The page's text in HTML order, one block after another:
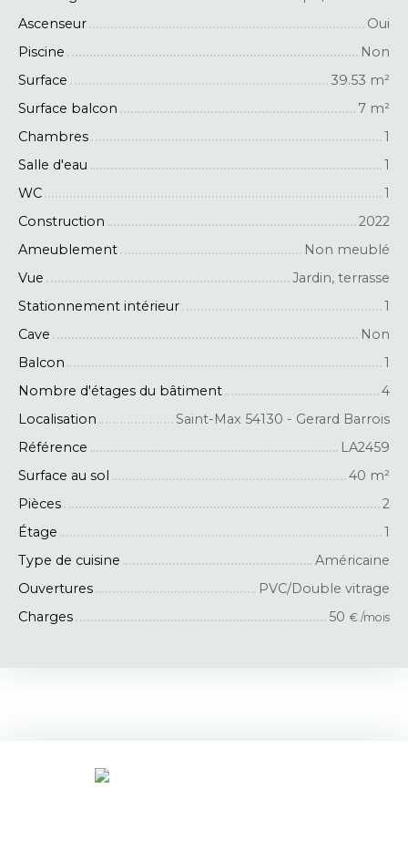
Ascenseur
Oui
Piscine
Non
Surface
39.53 m²
Surface balcon
7 m²
Chambres
1
Salle d'eau
1
WC
1
Construction
2022
Ameublement
Non meublé
Vue
Jardin, terrasse
Stationnement intérieur
1
Cave
Non
Balcon
1
Nombre d'étages du bâtiment
4
Localisation
Saint-Max 54130 - Gerard Barrois
Référence
LA2459
Surface au sol
40 m²
Pièces
2
Étage
1
Type de cuisine
Américaine
Ouvertures
PVC/Double vitrage
Charges
50 € /mois